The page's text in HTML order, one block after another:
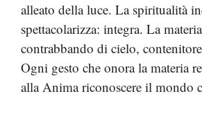
alleato della luce. La spiritualità
spettacolarizza: integra. La
contrabbando di cielo,
Ogni gesto che onora la materia
alla Anima riconoscere il mondo